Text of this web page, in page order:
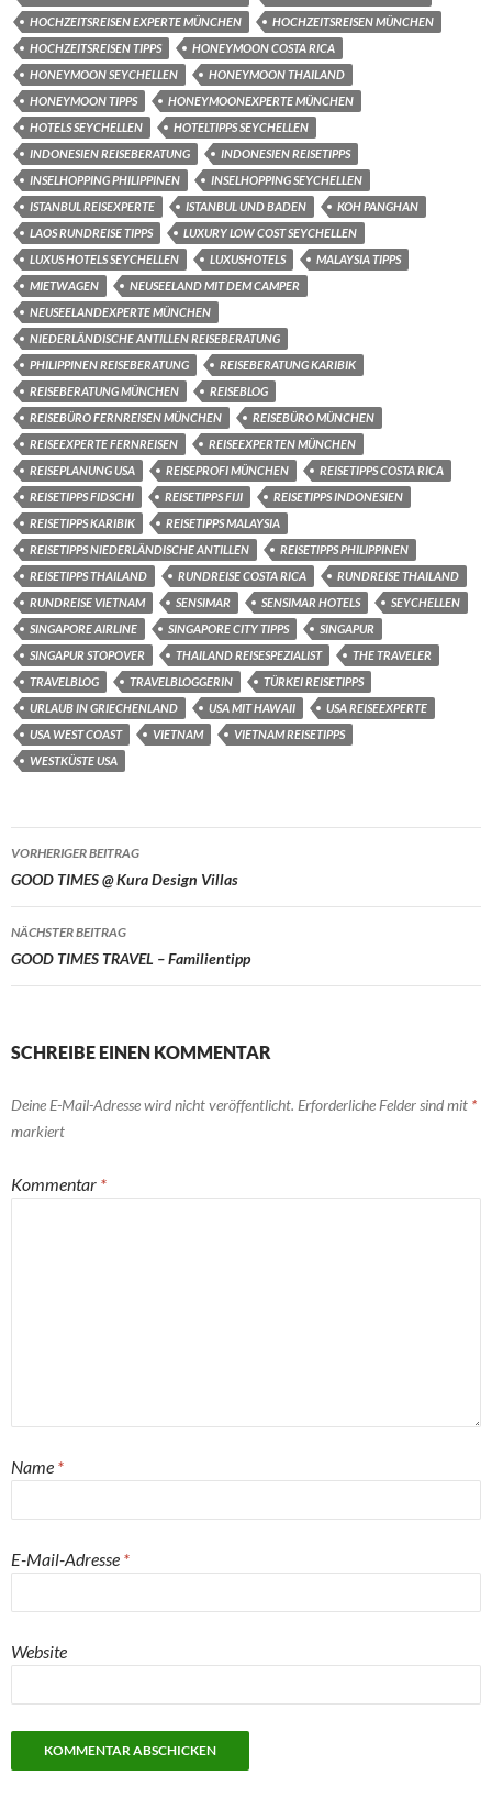
HOCHZEITSREISEN EXPERTE MÜNCHEN
HOCHZEITSREISEN MÜNCHEN
HOCHZEITSREISEN TIPPS
HONEYMOON COSTA RICA
HONEYMOON SEYCHELLEN
HONEYMOON THAILAND
HONEYMOON TIPPS
HONEYMOONEXPERTE MÜNCHEN
HOTELS SEYCHELLEN
HOTELTIPPS SEYCHELLEN
INDONESIEN REISEBERATUNG
INDONESIEN REISETIPPS
INSELHOPPING PHILIPPINEN
INSELHOPPING SEYCHELLEN
ISTANBUL REISEXPERTE
ISTANBUL UND BADEN
KOH PANGHAN
LAOS RUNDREISE TIPPS
LUXURY LOW COST SEYCHELLEN
LUXUS HOTELS SEYCHELLEN
LUXUSHOTELS
MALAYSIA TIPPS
MIETWAGEN
NEUSEELAND MIT DEM CAMPER
NEUSEELANDEXPERTE MÜNCHEN
NIEDERLÄNDISCHE ANTILLEN REISEBERATUNG
PHILIPPINEN REISEBERATUNG
REISEBERATUNG KARIBIK
REISEBERATUNG MÜNCHEN
REISEBLOG
REISEBÜRO FERNREISEN MÜNCHEN
REISEBÜRO MÜNCHEN
REISEEXPERTE FERNREISEN
REISEEXPERTEN MÜNCHEN
REISEPLANUNG USA
REISEPROFI MÜNCHEN
REISETIPPS COSTA RICA
REISETIPPS FIDSCHI
REISETIPPS FIJI
REISETIPPS INDONESIEN
REISETIPPS KARIBIK
REISETIPPS MALAYSIA
REISETIPPS NIEDERLÄNDISCHE ANTILLEN
REISETIPPS PHILIPPINEN
REISETIPPS THAILAND
RUNDREISE COSTA RICA
RUNDREISE THAILAND
RUNDREISE VIETNAM
SENSIMAR SENSIMAR HOTELS
SEYCHELLEN
SINGAPORE AIRLINE
SINGAPORE CITY TIPPS
SINGAPUR
SINGAPUR STOPOVER
THAILAND REISESPEZIALIST
THE TRAVELER
TRAVELBLOG
TRAVELBLOGGERIN
TÜRKEI REISETIPPS
URLAUB IN GRIECHENLAND
USA MIT HAWAII
USA REISEEXPERTE
USA WEST COAST
VIETNAM
VIETNAM REISETIPPS
WESTKÜSTE USA
Beitragsnavigation
VORHERIGER BEITRAG
GOOD TIMES @ Kura Design Villas
NÄCHSTER BEITRAG
GOOD TIMES TRAVEL – Familientipp
SCHREIBE EINEN KOMMENTAR
Deine E-Mail-Adresse wird nicht veröffentlicht. Erforderliche Felder sind mit *
markiert
Kommentar *
Name *
E-Mail-Adresse *
Website